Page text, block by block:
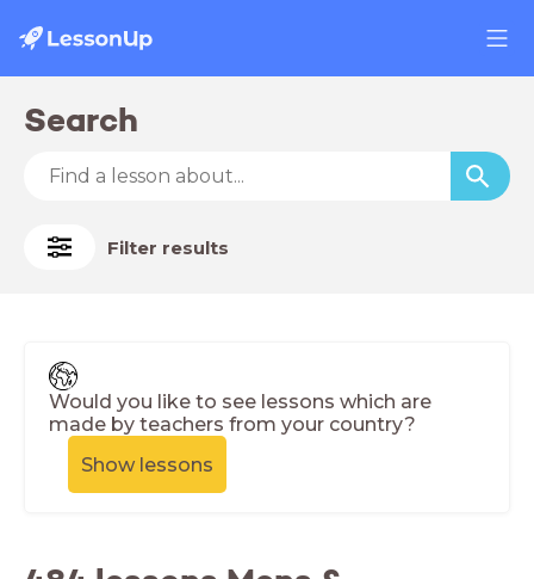
Search
Filter results
Would you like to see lessons which are
made by teachers from your country?
Show lessons